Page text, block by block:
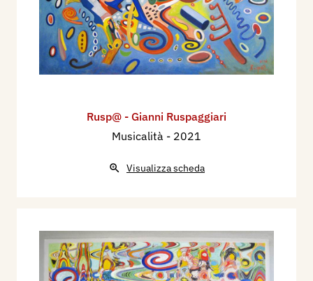
Rusp@ - Gianni Ruspaggiari
Musicalità - 2021
Visualizza scheda